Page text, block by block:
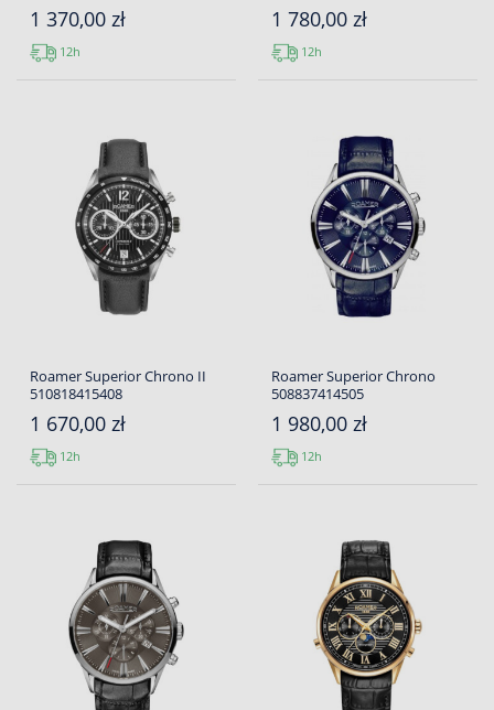
1 370,00 zł
12h
1 780,00 zł
12h
Roamer Superior Chrono II
510818415408
1 670,00 zł
12h
Roamer Superior Chrono
508837414505
1 980,00 zł
12h